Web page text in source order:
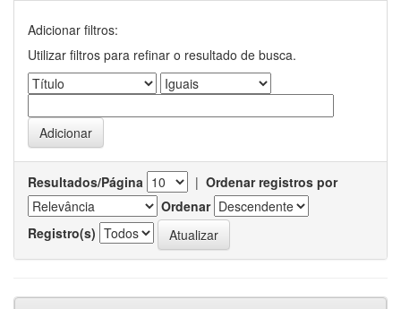
Adicionar filtros:
Utilizar filtros para refinar o resultado de busca.
Resultados/Página | Ordenar registros por
Ordenar
Registro(s)